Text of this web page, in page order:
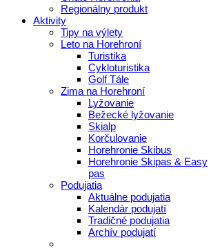
Regionálny produkt
Aktivity
Tipy na výlety
Leto na Horehroní
Turistika
Cykloturistika
Golf Tále
Zima na Horehroní
Lyžovanie
Bežecké lyžovanie
Skialp
Korčulovanie
Horehronie Skibus
Horehronie Skipas & Easy
pas
Podujatia
Aktuálne podujatia
Kalendár podujatí
Tradičné podujatia
Archív podujatí